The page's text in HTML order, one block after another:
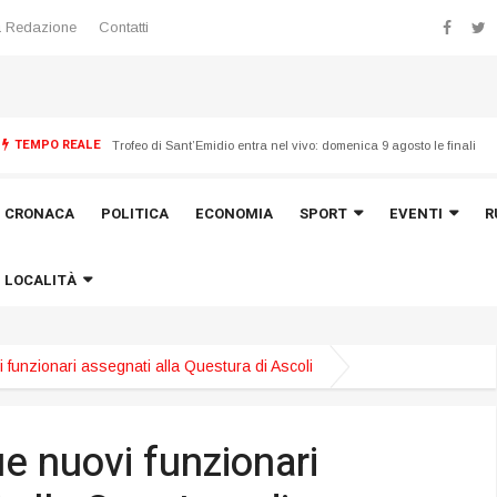
Redazione Contatti
TEMPO REALE
CRONACA POLITICA ECONOMIA SPORT EVENTI
LOCALITÀ
funzionari assegnati alla Questura di Ascoli
nuovi funzionari